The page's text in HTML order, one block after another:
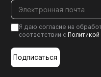
Я даю согласие на
соответствии с
Подписаться